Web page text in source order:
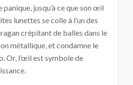
jusqu’à ce que son œil
lunettes se colle à l’un des
crépitant de balles dans le
métallique, et condamne le
Or, l’œil est symbole de